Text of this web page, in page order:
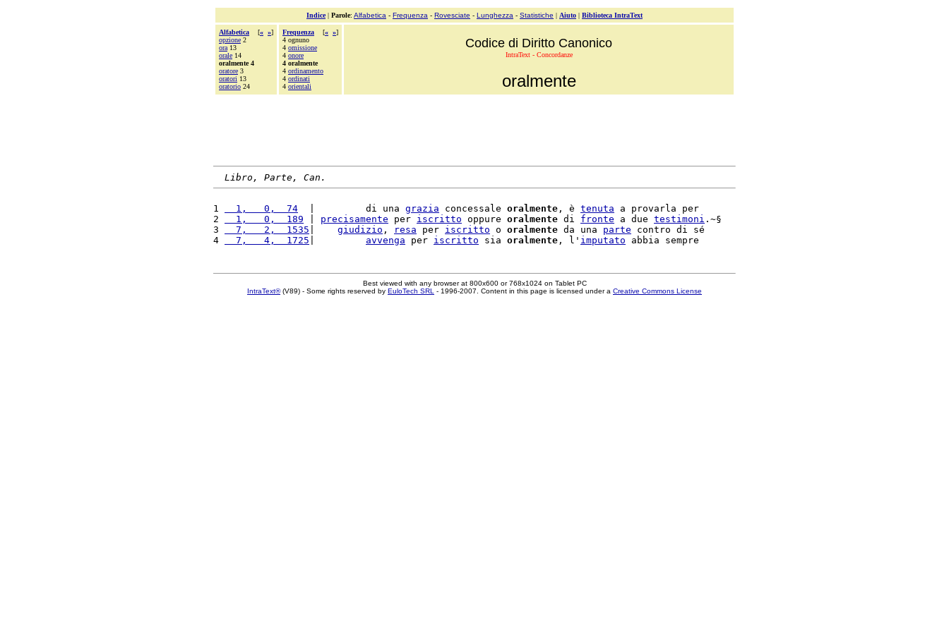
Indice| Parole: Alfabetica - Frequenza - Rovesciate - Lunghezza - Statistiche | Aiuto | Biblioteca IntraText
Alfabetica [« »]
opzione 2
ora 13
orale 14
oralmente 4
oratore 3
oratori 13
oratorio 24
Frequenza [« »]
4 ognuno
4 omissione
4 onore
4 oralmente
4 ordinamento
4 ordinati
4 orientali
Codice di Diritto Canonico
IntraText - Concordanze
oralmente
Libro, Parte, Can.
1
  1,   0,  74
  |         di una
grazia concessale oralmente , è tenuta a provarla per
2
  1,   0,  189
precisamente per iscritto oppure oralmente di fronte a due testimoni .~§
3
  7,   2,  1535
giudizio , resa per iscritto o oralmente da una parte contro di sé
4
  7,   4,  1725
avvenga per iscritto sia oralmente , l' imputato
Best viewed with any browser at 800x600 or 768x1024 on Tablet PC
IntraText®(V89) - Some rights reserved by EuloTech SRL - 1996-2007. Content in this page is licensed under a Creative Commons License